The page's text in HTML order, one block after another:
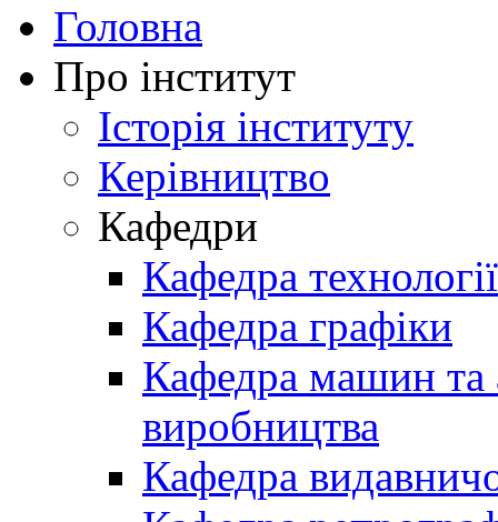
Головна
Про інститут
Історія інституту
Керівництво
Кафедри
Кафедра
Кафедра графіки
Кафедра машин та
виробництва
Кафедра